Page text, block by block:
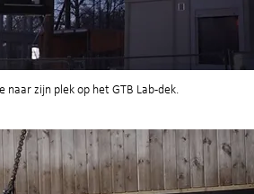
naar zijn plek op het GTB Lab-dek.